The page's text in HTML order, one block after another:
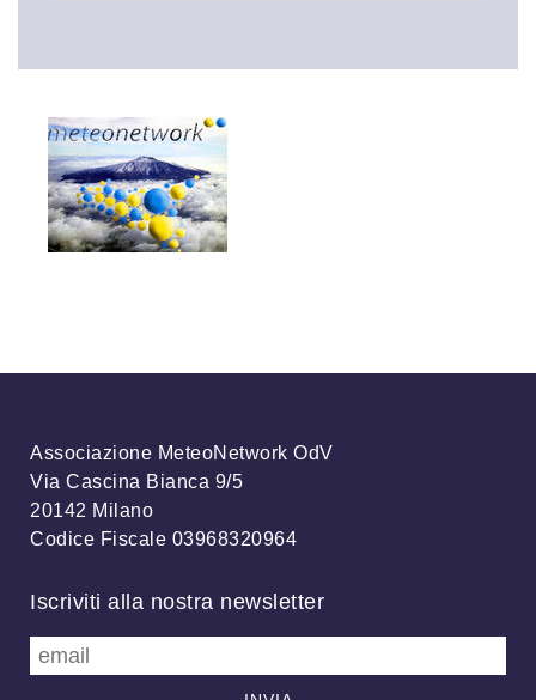
Associazione MeteoNetwork OdV
Via Cascina Bianca 9/5
20142 Milano
Codice Fiscale 03968320964
Iscriviti alla nostra newsletter